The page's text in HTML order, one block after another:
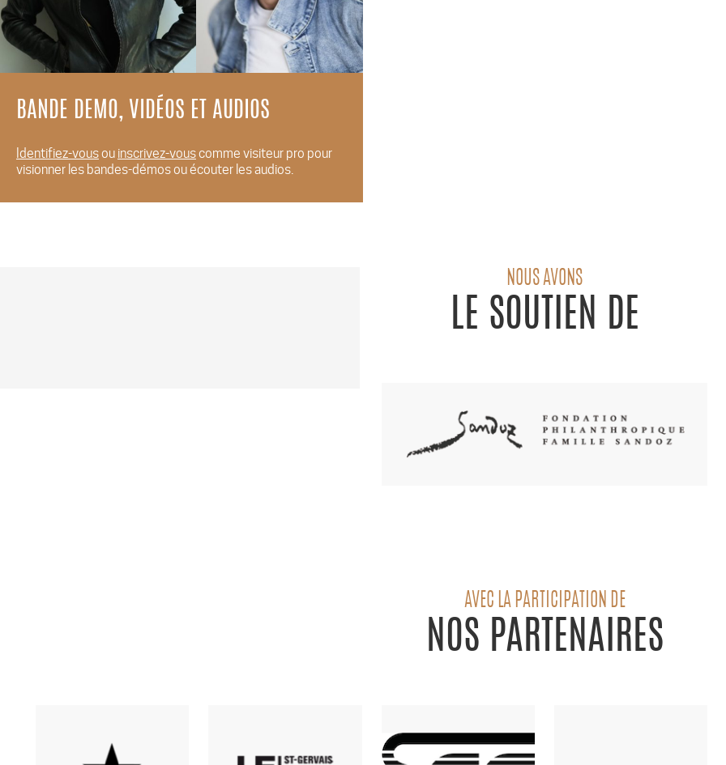
BANDE DEMO, VIDÉOS ET AUDIOS
Identifiez-vousou inscrivez-vouscomme visiteur pro pour
visionner les bandes-démos ou écouter les audios.
NOUS AVONS
LE SOUTIEN DE
AVEC LA PARTICIPATION DE
NOS PARTENAIRES